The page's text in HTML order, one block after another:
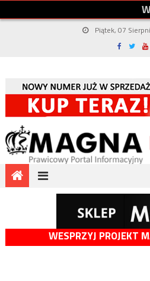
Piątek, 07
WESPRZYJ PROJEKT